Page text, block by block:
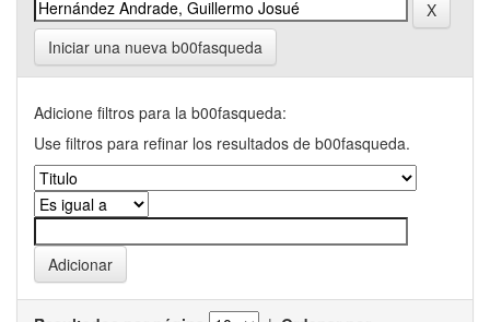
Iniciar una nueva b00fasqueda
Adicione filtros para la b00fasqueda:
Use filtros para refinar los resultados de b00fasqueda.